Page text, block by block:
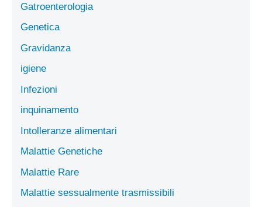
Gatroenterologia
Genetica
Gravidanza
igiene
Infezioni
inquinamento
Intolleranze alimentari
Malattie Genetiche
Malattie Rare
Malattie sessualmente trasmissibili